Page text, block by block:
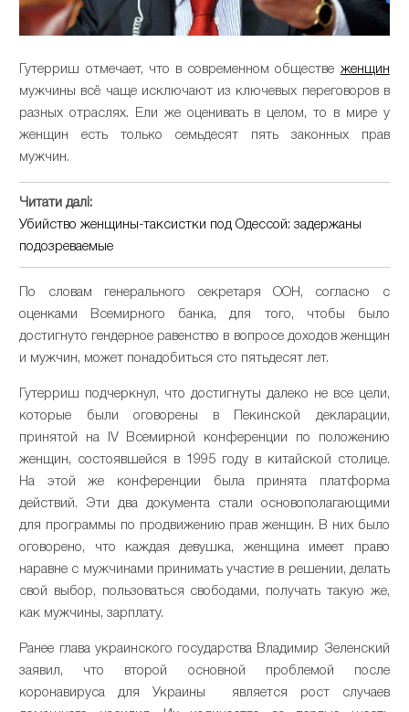
Гутерриш отмечает, что в современном обществе женщин
мужчины всё чаще исключают из ключевых переговоров в
разных отраслях. Ели же оценивать в целом, то в мире у
женщин есть только семьдесят пять законных прав
мужчин.
Читати далі:
Убийство женщины-таксистки под Одессой: задержаны
подозреваемые
По словам генерального секретаря ООН, согласно с
оценками Всемирного банка, для того, чтобы было
достигнуто гендерное равенство в вопросе доходов женщин
и мужчин, может понадобиться сто пятьдесят лет.
Гутерриш подчеркнул, что достигнуты далеко не все цели,
которые были оговорены в Пекинской декларации,
принятой на IV Всемирной конференции по положению
женщин, состоявшейся в 1995 году в китайской столице.
На этой же конференции была принята платформа
действий. Эти два документа стали основополагающими
для программы по продвижению прав женщин. В них было
оговорено, что каждая девушка, женщина имеет право
наравне с мужчинами принимать участие в решении, делать
свой выбор, пользоваться свободами, получать такую же,
как мужчины, зарплату.
Ранее глава украинского государства Владимир Зеленский
заявил, что второй основной проблемой после
коронавируса для Украины является рост случаев